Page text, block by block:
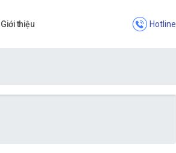
Giới thiệu Hotline